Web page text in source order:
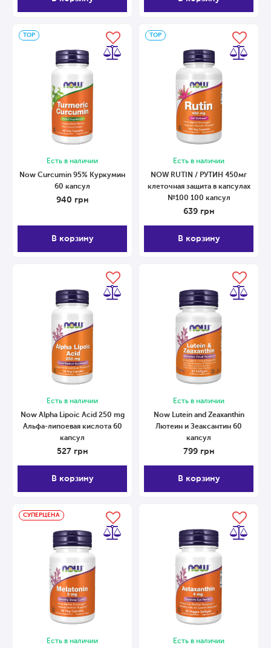
ТОP
Есть в наличии
Now Curcumin 95% Куркумин
60 капсул
940 грн
В корзину
ТОP
Есть в наличии
NOW RUTIN / РУТИН 450мг
клеточная защита в капсулах
№100 100 капсул
639 грн
В корзину
Есть в наличии
Now Alpha Lipoic Acid 250 mg
Альфа-липоевая кислота 60
капсул
527 грн
В корзину
Есть в наличии
Now Lutein and Zeaxanthin
Лютеин и Зеаксантин 60
капсул
799 грн
В корзину
СУПЕРЦЕНА
Есть в наличии
Есть в наличии